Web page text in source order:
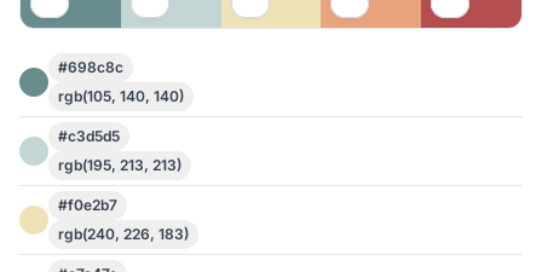
#698c8c
rgb(105, 140, 140)
#c3d5d5
rgb(195, 213, 213)
#f0e2b7
rgb(240, 226, 183)